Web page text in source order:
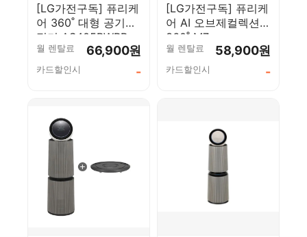
[LG가전구독] 퓨리케
어 360˚ 대형 공기청
정기 AS405BWRR
월 렌탈료 66,900원
카드할인시 -
[LG가전구독] 퓨리케
어 AI 오브제컬렉션
360˚ M7
AS356NSMAM
월 렌탈료 58,900원
카드할인시 -